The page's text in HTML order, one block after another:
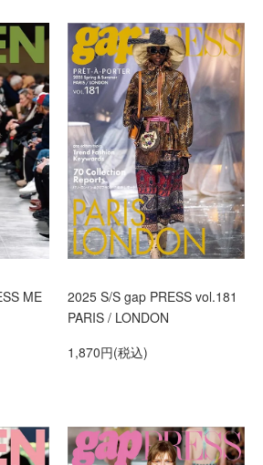
ME
2025 S/S gap PRESS vol.181
PARIS / LONDON
1,870円(税込)